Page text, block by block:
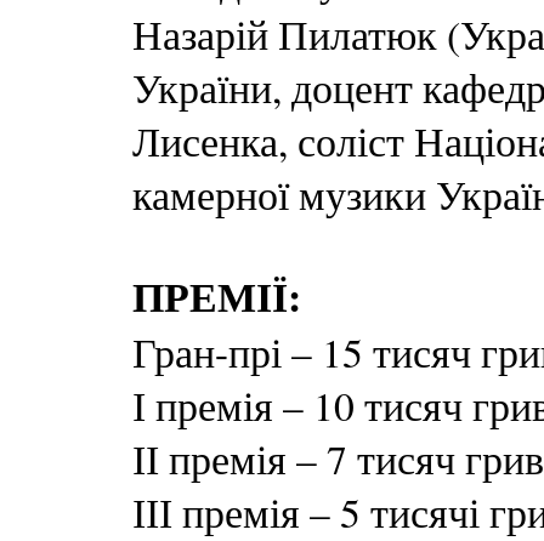
Назарій Пилатюк
України, доцент
Лисенка, соліст
камерної музики
ПРЕМІЇ:
Гран-прі – 15 тисяч
І премія – 10 тисяч
ІІ премія – 7 тисяч
ІІІ премія – 5 тисячі